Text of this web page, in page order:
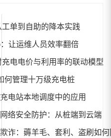
单到自助的降本实践
让运维人员效率翻倍
电电价与利用率的联动模型
何管理十万级充电桩
电站本地调度中的应用
络安全防护：从桩端到云端
诈：薅羊毛、套利、盗刷如